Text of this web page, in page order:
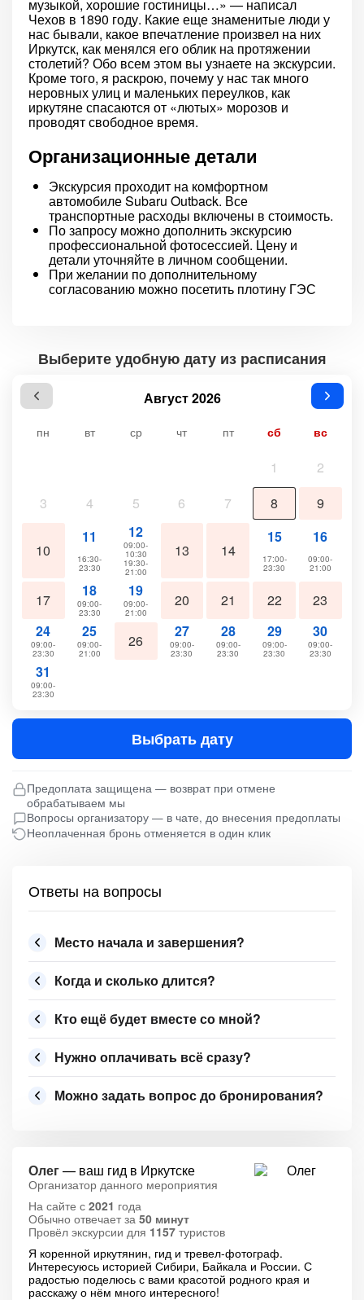
музыкой, хорошие гостиницы…» — написал
Чехов в 1890 году. Какие еще знаменитые люди у
нас бывали, какое впечатление произвел на них
Иркутск, как менялся его облик на протяжении
столетий? Обо всем этом вы узнаете на экскурсии.
Кроме того, я раскрою, почему у нас так много
неровных улиц и маленьких переулков, как
иркутяне спасаются от «лютых» морозов и
проводят свободное время.
Организационные детали
Экскурсия проходит на комфортном
автомобиле Subaru Outback. Все
транспортные расходы включены в стоимость.
По запросу можно дополнить экскурсию
профессиональной фотосессией. Цену и
детали уточняйте в личном сообщении.
При желании по дополнительному
согласованию можно посетить плотину ГЭС
Выберите удобную дату из расписания
Август 2026
пн вт ср чт пт сб вс
1
2
3
4 5 6 7 8 9
10
11
16:30-
23:30
12
09:00-
10:30
19:30-
21:00
13 14
15
17:00-
23:30
16
09:00-
21:00
17
18
09:00-
23:30
19
09:00-
21:00
20 21 22
23
24
09:00-
23:30
25
09:00-
21:00
26
27
09:00-
23:30
28
09:00-
23:30
29
09:00-
23:30
30
09:00-
23:30
31
09:00-
23:30
Выбрать дату
Предоплата защищена — возврат при отмене
обрабатываем мы
Вопросы организатору — в чате, до внесения предоплаты
Неоплаченная бронь отменяется в один клик
Ответы на вопросы
Место начала и завершения?
Когда и сколько длится?
Кто ещё будет вместе со мной?
Нужно оплачивать всё сразу?
Можно задать вопрос до бронирования?
Олег— ваш гид в Иркутске
Организатор данного мероприятия
На сайте с 2021 года
Обычно отвечает за 50 минут
Провёл экскурсии для 1157 туристов
Я коренной иркутянин, гид и тревел-фотограф.
Интересуюсь историей Сибири, Байкала и России. С
радостью поделюсь с вами красотой родного края и
расскажу о нём много интересного!